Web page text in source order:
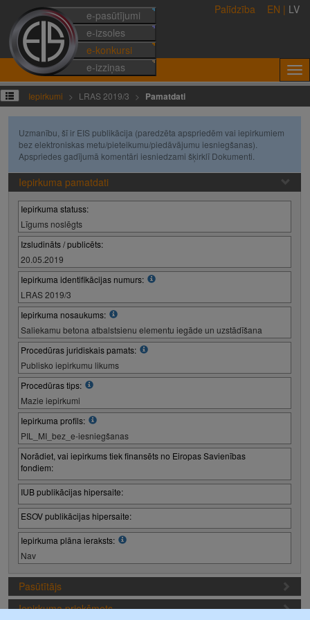
e-pasūtījumi
e-izsoles
e-konkursi
e-izziņas
Palīdzība EN | LV
Iepirkumi LRAS 2019/3 Pamatdati
Uzmanību, šī ir EIS publikācija (paredzēta apspriedēm vai iepirkumiem
bez elektroniskas metu/pieteikumu/piedāvājumu iesniegšanas).
Apspriedes gadījumā komentāri iesniedzami šķirklī Dokumenti.
Iepirkuma pamatdati
Iepirkuma statuss:
Līgums noslēgts
Izsludināts / publicēts:
20.05.2019
Iepirkuma identifikācijas numurs:
LRAS 2019/3
Iepirkuma nosaukums:
Saliekamu betona atbalstsienu elementu iegāde un uzstādīšana
Procedūras juridiskais pamats:
Publisko iepirkumu likums
Procedūras tips:
Mazie iepirkumi
Iepirkuma profils:
PIL_MI_bez_e-iesniegšanas
Norādiet, vai iepirkums tiek finansēts no Eiropas Savienības
fondiem:
IUB publikācijas hipersaite:
ESOV publikācijas hipersaite:
Iepirkuma plāna ieraksts:
Nav
Pasūtītājs
Iepirkuma priekšmets